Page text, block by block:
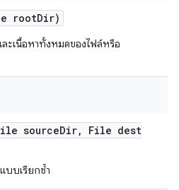
rootDir)
ะเนื้อหาทั้งหมดของไฟล์หรือ
sourceDir,
File dest
บบเรียกซ้ำ